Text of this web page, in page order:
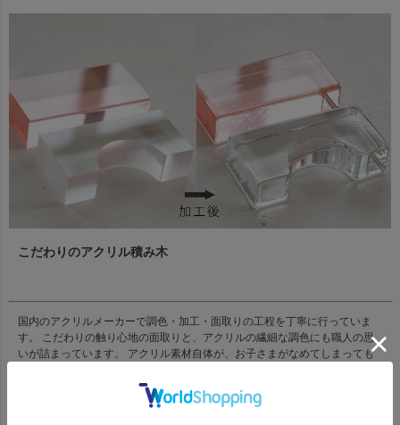
こだわりのアクリル積み木
国内のアクリルメーカーで調色・加工・面取りの工程を丁寧に行っていま
す。 こだわりの触り心地の面取りと、アクリルの繊細な調色にも職人の思
いが詰まっています。 アクリル素材自体が、お子さまがなめてしまっても
なじむ優しい触り心地を実現しています。 小さなお子様でも持ちやすく、
小さすぎず大きすぎないちょうど良いサイズ感の積み木です。